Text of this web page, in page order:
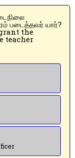
படைத்தவர் யார்?
the
teacher